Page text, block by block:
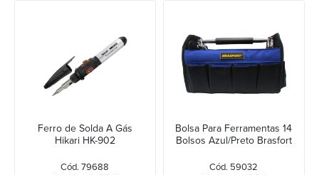
Ferro de Solda A Gás
Hikari HK-902
Cód. 79688
Bolsa Para Ferramentas 14
Bolsos Azul/Preto Brasfort
Cód. 59032